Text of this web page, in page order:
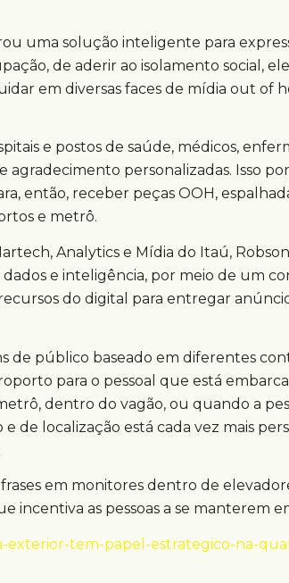
uma solução inteligente para
de aderir ao isolamento social,
em diversas faces de mídia out of
e postos de saúde, médicos,
personalizadas. Isso
então, receber peças OOH,
e metrô.
Analytics e Mídia do Itaú, Robson
e inteligência, por meio de um
do digital para entregar
de público baseado em diferentes
para o pessoal que está
dentro do vagão, ou quando a
de localização está cada vez mais
em monitores dentro de
incentiva as pessoas a se manterem
exterior-tem-papel-estrategico-na-